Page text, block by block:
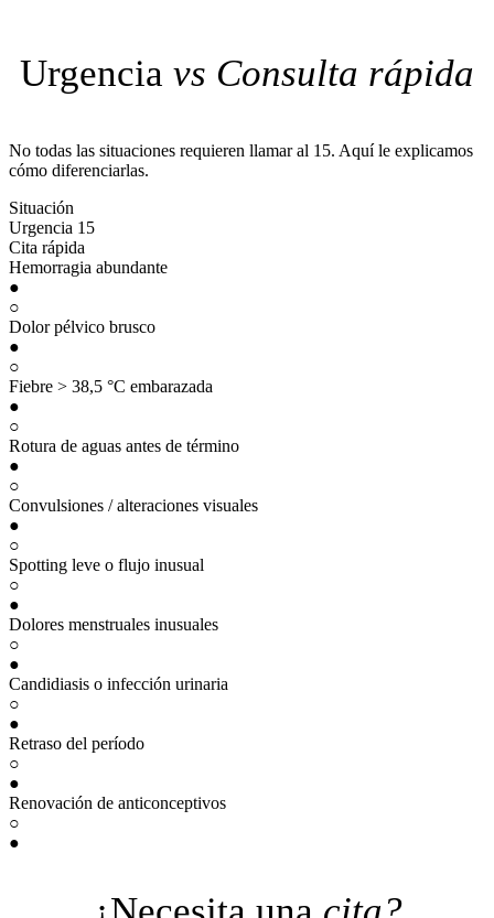
Urgencia vs Consulta rápida
No todas las situaciones requieren llamar al 15. Aquí le explicamos
cómo diferenciarlas.
Situación
Urgencia 15
Cita rápida
Hemorragia abundante
●
○
Dolor pélvico brusco
●
○
Fiebre > 38,5 °C embarazada
●
○
Rotura de aguas antes de término
●
○
Convulsiones / alteraciones visuales
●
○
Spotting leve o flujo inusual
○
●
Dolores menstruales inusuales
○
●
Candidiasis o infección urinaria
○
●
Retraso del período
○
●
Renovación de anticonceptivos
○
●